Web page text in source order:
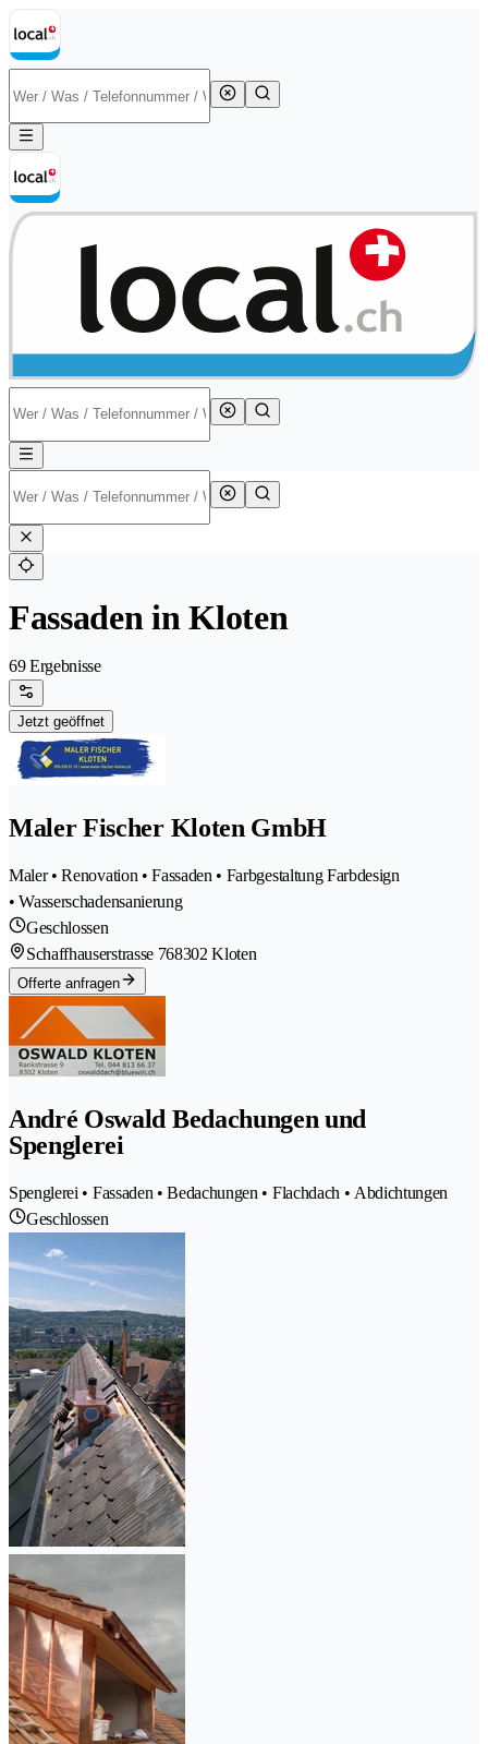
Fassaden in Kloten
69 Ergebnisse
Jetzt geöffnet
Maler Fischer Kloten GmbH
Maler • Renovation • Fassaden • Farbgestaltung Farbdesign
• Wasserschadensanierung
Geschlossen
Schaffhauserstrasse 768302 Kloten
Offerte anfragen
André Oswald Bedachungen und
Spenglerei
Spenglerei • Fassaden • Bedachungen • Flachdach • Abdichtungen
Geschlossen